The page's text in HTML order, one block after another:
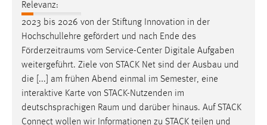
Relevanz:
2023 bis 2026 von der Stiftung Innovation in der
Hochschullehre gefördert und nach Ende des
Förderzeitraums vom Service-Center Digitale Aufgaben
weitergeführt. Ziele von STACK Net sind der Ausbau und
die [...] am frühen Abend einmal im Semester, eine
interaktive Karte von STACK-Nutzenden im
deutschsprachigen Raum und darüber hinaus. Auf STACK
Connect wollen wir Informationen zu STACK teilen und